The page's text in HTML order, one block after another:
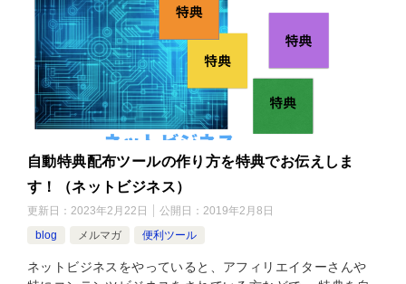
自動特典配布ツールの作り方を特典でお伝えしま
す！（ネットビジネス）
更新日： 2023年2月22日 公開日： 2019年2月8日
blog
メルマガ 便利ツール
ネットビジネスをやっていると、アフィリエイターさんや